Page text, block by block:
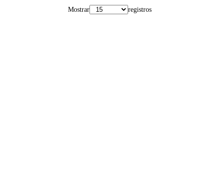
Mostrar registros